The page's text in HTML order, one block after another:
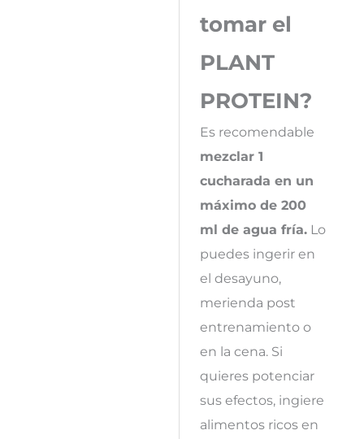
tomar el
PLANT
PROTEIN?
Es recomendable
mezclar 1
cucharada en un
máximo de 200
ml de agua fría.Lo
puedes ingerir en
el desayuno,
merienda post
entrenamiento o
en la cena. Si
quieres potenciar
sus efectos, ingiere
alimentos ricos en